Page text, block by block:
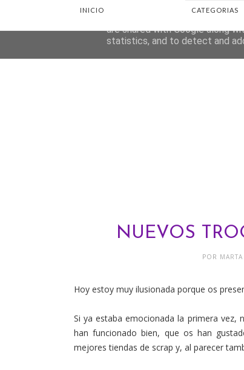
INICIO CATEGORIAS
NUEVOS
POR
Hoy estoy muy ilusionada porque os
Si ya estaba emocionada la primera
han funcionado bien, que os han
mejores tiendas de scrap y, al parecer
This site uses cookies from
are shared with Google along
statistics, and to detect and